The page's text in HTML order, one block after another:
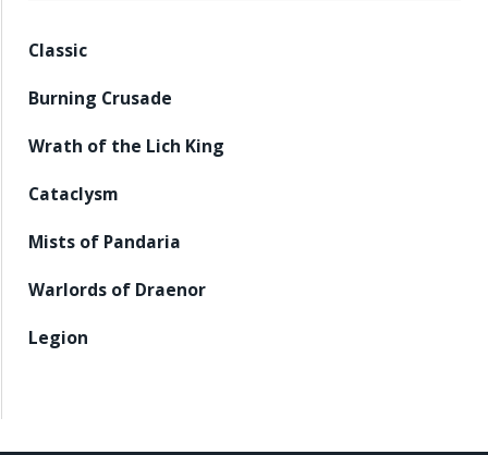
Classic
Burning Crusade
Wrath of the Lich King
Cataclysm
Mists of Pandaria
Warlords of Draenor
Legion